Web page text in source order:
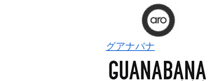
グアナバナ